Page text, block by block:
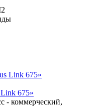
675»
- коммерческий,